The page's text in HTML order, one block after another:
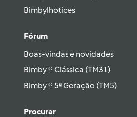
Bimbylhotices
Fórum
Boas-vindas e novidades
Bimby ® Clássica (TM31)
Bimby ® 5ª Geração (TM5)
Procurar